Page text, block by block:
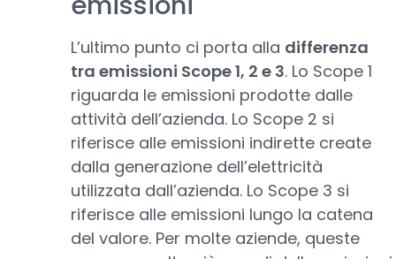
L’ultimo punto ci porta alla differenza
tra emissioni Scope 1, 2 e 3. Lo Scope 1
riguarda le emissioni prodotte dalle
attività dell’azienda. Lo Scope 2 si
riferisce alle emissioni indirette create
dalla generazione dell’elettricità
utilizzata dall’azienda. Lo Scope 3 si
riferisce alle emissioni lungo la catena
del valore. Per molte aziende, queste